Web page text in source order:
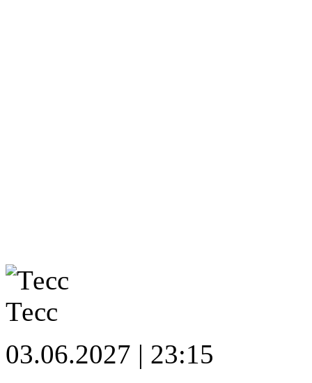
Тесс
03.06.2027 | 23:15